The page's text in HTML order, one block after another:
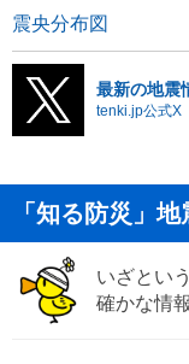
震央分布図
最新の地震
tenki.jp公式X
「知る防災」地
いざとい
確かな情